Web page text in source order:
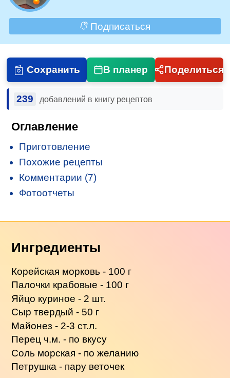
Подписаться
Сохранить В планер Поделиться
239 добавлений в книгу рецептов
Оглавление
Приготовление
Похожие рецепты
Комментарии (7)
Фотоотчеты
Ингредиенты
Корейская морковь - 100 г
Палочки крабовые - 100 г
Яйцо куриное - 2 шт.
Сыр твердый - 50 г
Майонез - 2-3 ст.л.
Перец ч.м. - по вкусу
Соль морская - по желанию
Петрушка - пару веточек